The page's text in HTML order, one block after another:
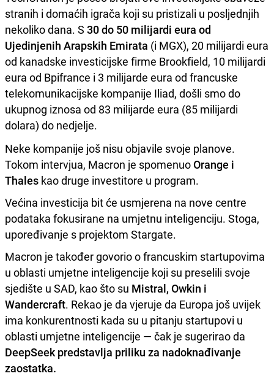
stranih i domaćih igrača koji su pristizali u posljednjih
nekoliko dana. S 30 do 50 milijardi eura od
Ujedinjenih Arapskih Emirata (i MGX), 20 milijardi eura
od kanadske investicijske firme Brookfield, 10 milijardi
eura od Bpifrance i 3 milijarde eura od francuske
telekomunikacijske kompanije Iliad, došli smo do
ukupnog iznosa od 83 milijarde eura (85 milijardi
dolara) do nedjelje.
Neke kompanije još nisu objavile svoje planove.
Tokom intervjua, Macron je spomenuoOrange i
Thales kao druge investitore u program.
Većina investicija bit će usmjerena na nove centre
podataka fokusirane na umjetnu inteligenciju. Stoga,
upoređivanje s projektom Stargate.
Macron je također govorio o francuskim startupovima
u oblasti umjetne inteligencije koji su preselili svoje
sjedište u SAD, kao što su Mistral, Owkin i
Wandercraft. Rekao je da vjeruje da Europa još uvijek
ima konkurentnosti kada su u pitanju startupovi u
oblasti umjetne inteligencije — čak je sugerirao da
DeepSeek predstavlja priliku za nadoknađivanje
zaostatka.